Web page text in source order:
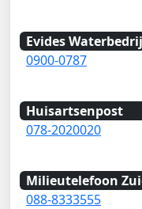
Evides
0900-0787
Huisartsenpost
078-2020020
Milieutelefoon
088-8333555